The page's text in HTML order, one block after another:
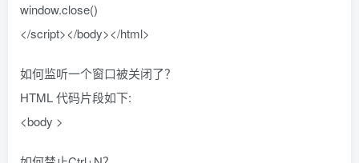
window.close()
</script></body></html>
如何监听一个窗口被关闭了？
HTML 代码片段如下:
<body >